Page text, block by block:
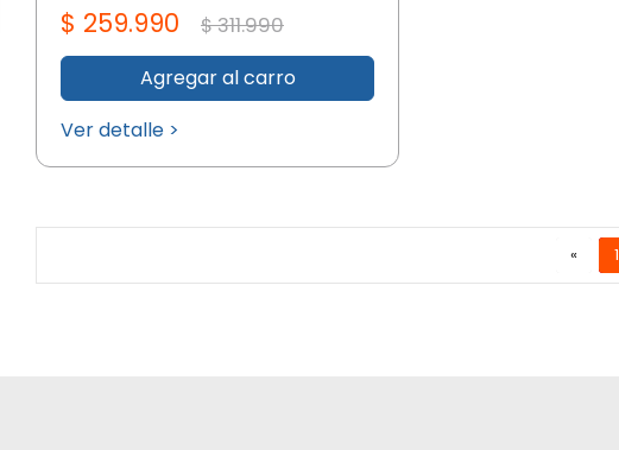
$ 259.990
$ 311.990
Agregar al carro
Ver detalle >
« 1